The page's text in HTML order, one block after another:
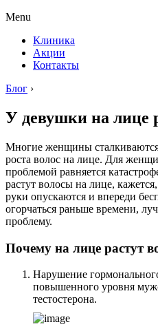
Menu
Клиника
Акции
Контакты
Блог ›
У девушки на лице
Многие женщины
роста волос на лице. Для
проблемой равняется
растут волосы на лице,
руки опускаются и впереди
огорчаться раньше времени,
проблему.
Почему на лице растут
Нарушение
повышенного уровня
тестостерона.